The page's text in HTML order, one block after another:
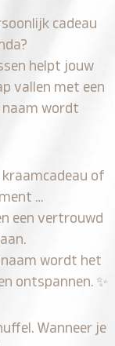
cadeau
helpt jouw
vallen met een
naam wordt
of
…
een vertrouwd
wordt het
ontspannen. ✨
Wanneer je